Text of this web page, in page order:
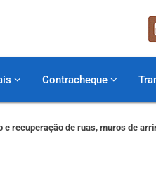
Contracheque
recuperação de ruas, muros de